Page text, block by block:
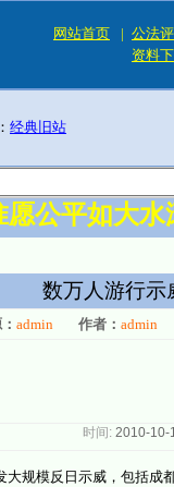
网站首页 | 公法
资料
经典旧站
愿公平如大
数万人游行示
admin 作者： admin
时间: 2010-10-
大规模反日示威，包括成